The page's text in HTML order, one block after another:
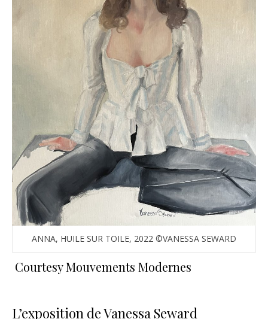
ANNA, HUILE SUR TOILE, 2022 ©VANESSA SEWARD
Courtesy Mouvements Modernes
L’exposition de Vanessa Seward